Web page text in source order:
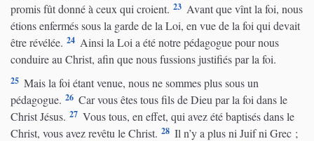
promis fût donné à ceux qui croient. 23 Avant que vînt la foi, nous
étions enfermés sous la garde de la Loi, en vue de la foi qui devait
être révélée. 24 Ainsi la Loi a été notre pédagogue pour nous
conduire au Christ, afin que nous fussions justifiés par la foi.
25 Mais la foi étant venue, nous ne sommes plus sous un
pédagogue. 26 Car vous êtes tous fils de Dieu par la foi dans le
Christ Jésus. 27 Vous tous, en effet, qui avez été baptisés dans le
Christ, vous avez revêtu le Christ. 28 Il n’y a plus ni Juif ni Grec ;